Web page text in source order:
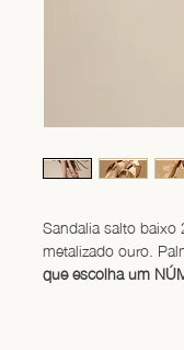
Sandalia salto
metalizado ouro.
que escolha um